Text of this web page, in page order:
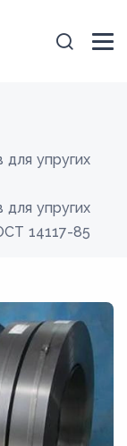
упругих
упругих
14117-85